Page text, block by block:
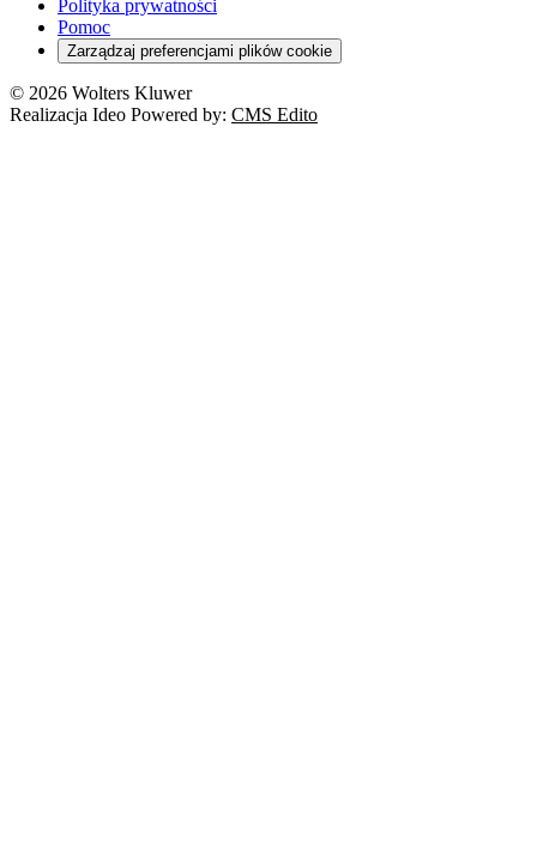
Deregulacja
Cyberbezpieczeństwo
Franczyza
Prawo autorskie
Orzeczenia
RODO
Polityka prywatności
Pomoc
Zarządzaj preferencjami plików cookie
© 2026 Wolters Kluwer
Realizacja Ideo Powered by: CMS Edito